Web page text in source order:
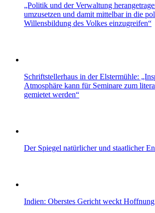
„Politik und der Verwaltung
umzusetzen und damit mittelbar in die
Willensbildung des Volkes einzugreifen“
Schriftstellerhaus in der Elstermühle:
Atmosphäre kann für Seminare zum
gemietet werden“
Der Spiegel natürlicher und staatlicher
Indien: Oberstes Gericht weckt